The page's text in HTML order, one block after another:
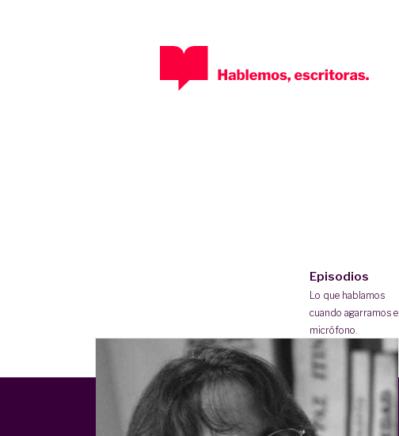
Episodios
Lo que hablamos
cuando agarramos el
micrófono.